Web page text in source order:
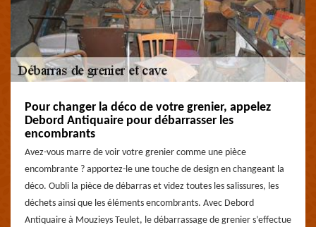
Pour changer la déco de votre grenier, appelez
Debord Antiquaire pour débarrasser les
encombrants
Avez-vous marre de voir votre grenier comme une pièce
encombrante ? apportez-le une touche de design en changeant la
déco. Oubli la pièce de débarras et videz toutes les salissures, les
déchets ainsi que les éléments encombrants. Avec Debord
Antiquaire à Mouzieys Teulet, le débarrassage de grenier s’effectue